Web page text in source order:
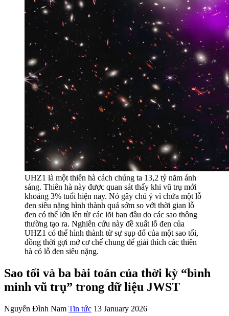
UHZ1 là một thiên hà cách chúng ta 13,2 tỷ năm ánh
sáng. Thiên hà này được quan sát thấy khi vũ trụ mới
khoảng 3% tuổi hiện nay. Nó gây chú ý vì chứa một lỗ
đen siêu nặng hình thành quá sớm so với thời gian lỗ
đen có thể lớn lên từ các lõi ban đầu do các sao thông
thường tạo ra. Nghiên cứu này đề xuất lỗ đen của
UHZ1 có thể hình thành từ sự sụp đổ của một sao tối,
đồng thời gợi mở cơ chế chung để giải thích các thiên
hà có lỗ đen siêu nặng.
Sao tối và ba bài toán của thời kỳ “bình
minh vũ trụ” trong dữ liệu JWST
Nguyễn Đình Nam Tin tức 13 January 2026